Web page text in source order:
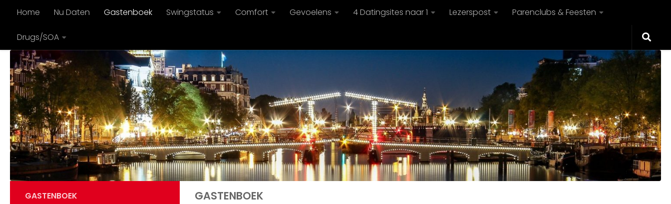
Doorgaan naar inhoud
Home Nu Daten Gastenboek Swingstatus Comfort Gevoelens 4 Datingsites naar 1 Lezerspost Parenclubs & Feesten
Drugs/SOA
GASTENBOEK
GASTENBOEK